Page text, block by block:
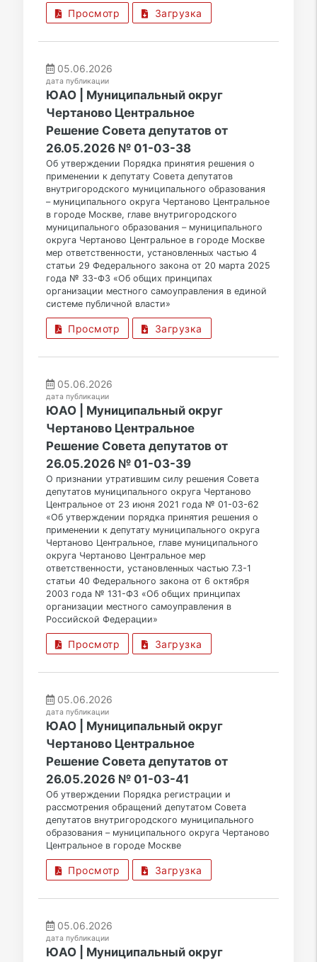
Просмотр Загрузка
05.06.2026
дата публикации
ЮАО | Муниципальный округ
Чертаново Центральное
Решение Совета депутатов от
26.05.2026 № 01-03-38
Об утверждении Порядка принятия решения о
применении к депутату Совета депутатов
внутригородского муниципального образования
– муниципального округа Чертаново Центральное
в городе Москве, главе внутригородского
муниципального образования – муниципального
округа Чертаново Центральное в городе Москве
мер ответственности, установленных частью 4
статьи 29 Федерального закона от 20 марта 2025
года № 33-ФЗ «Об общих принципах
организации местного самоуправления в единой
системе публичной власти»
Просмотр Загрузка
05.06.2026
дата публикации
ЮАО | Муниципальный округ
Чертаново Центральное
Решение Совета депутатов от
26.05.2026 № 01-03-39
О признании утратившим силу решения Совета
депутатов муниципального округа Чертаново
Центральное от 23 июня 2021 года № 01-03-62
«Об утверждении порядка принятия решения о
применении к депутату муниципального округа
Чертаново Центральное, главе муниципального
округа Чертаново Центральное мер
ответственности, установленных частью 7.3-1
статьи 40 Федерального закона от 6 октября
2003 года № 131-ФЗ «Об общих принципах
организации местного самоуправления в
Российской Федерации»
Просмотр Загрузка
05.06.2026
дата публикации
ЮАО | Муниципальный округ
Чертаново Центральное
Решение Совета депутатов от
26.05.2026 № 01-03-41
Об утверждении Порядка регистрации и
рассмотрения обращений депутатом Совета
депутатов внутригородского муниципального
образования – муниципального округа Чертаново
Центральное в городе Москве
Просмотр Загрузка
05.06.2026
дата публикации
ЮАО | Муниципальный округ